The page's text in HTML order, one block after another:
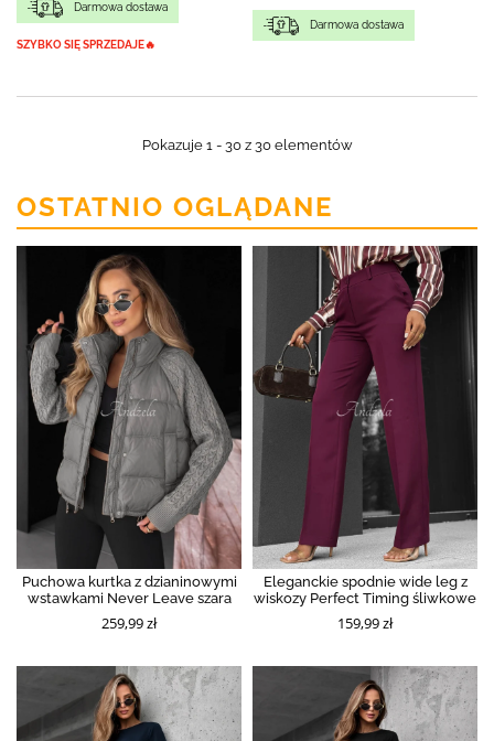
Darmowa dostawa
SZYBKO SIĘ SPRZEDAJE🔥
Darmowa dostawa
Pokazuje 1 - 30 z 30 elementów
OSTATNIO OGLĄDANE
Puchowa kurtka z dzianinowymi
wstawkami Never Leave szara
259,99 zł
Eleganckie spodnie wide leg z
wiskozy Perfect Timing śliwkowe
159,99 zł